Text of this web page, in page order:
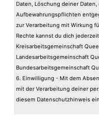
Daten, Löschung deiner
Aufbewahrungspflichten
zur Verarbeitung mit Wirkung
Rechte kannst du dich
Kreisarbeitsgemeinschaft
Landesarbeitsgemeinschaft
Bundesarbeitsgemeinschaft
6. Einwilligung - Mit dem
mit der Verarbeitung deiner
diesem Datenschutzhinweis